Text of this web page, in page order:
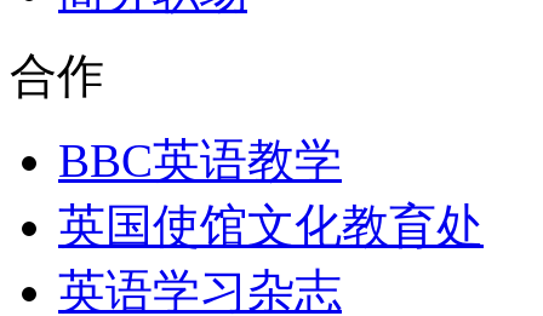
合作
BBC英语教学
英国使馆文化教育处
英语学习杂志